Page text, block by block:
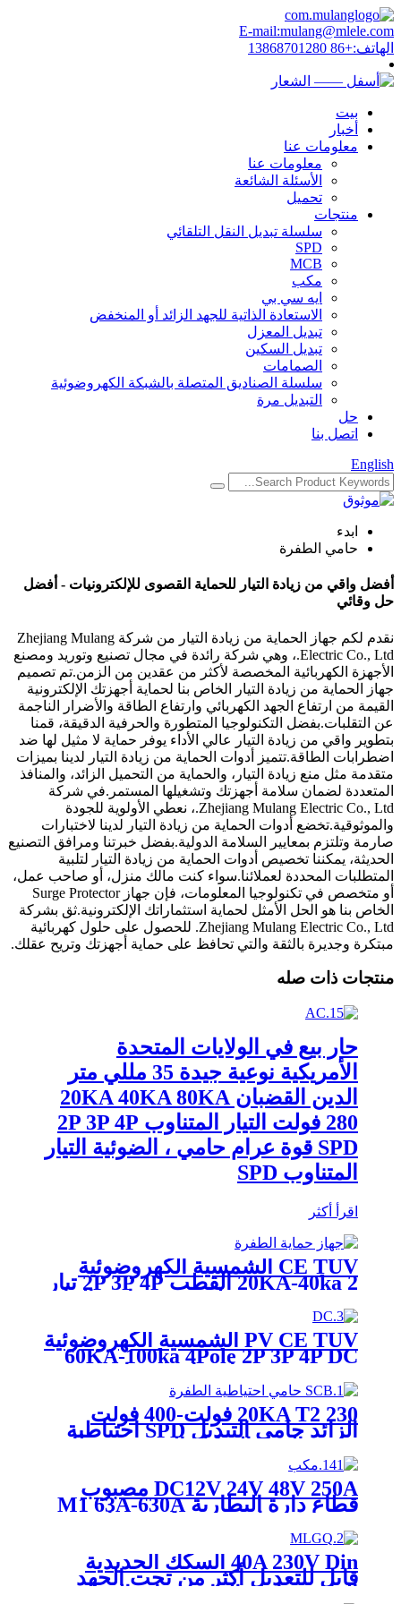
E-mail:mulang@mlele.com
الهاتف:+86 13868701280
بيت
أخبار
معلومات عنا
معلومات عنا
الأسئلة الشائعة
تحميل
منتجات
سلسلة تبديل النقل التلقائي
SPD
MCB
مكب
ايه سي بي
الاستعادة الذاتية للجهد الزائد أو المنخفض
تبديل المعزل
تبديل السكين
الصمامات
سلسلة الصناديق المتصلة بالشبكة الكهروضوئية
التبديل مرة
حل
اتصل بنا
English
ابدء
حامي الطفرة
أفضل واقي من زيادة التيار للحماية القصوى للإلكترونيات - أفضل
حل وقائي
نقدم لكم جهاز الحماية من زيادة التيار من شركة Zhejiang Mulang
Electric Co., Ltd.، وهي شركة رائدة في مجال تصنيع وتوريد ومصنع
الأجهزة الكهربائية المخصصة لأكثر من عقدين من الزمن.تم تصميم
جهاز الحماية من زيادة التيار الخاص بنا لحماية أجهزتك الإلكترونية
القيمة من ارتفاع الجهد الكهربائي وارتفاع الطاقة والأضرار الناجمة
عن التقلبات.بفضل التكنولوجيا المتطورة والحرفية الدقيقة، قمنا
بتطوير واقي من زيادة التيار عالي الأداء يوفر حماية لا مثيل لها ضد
اضطرابات الطاقة.تتميز أدوات الحماية من زيادة التيار لدينا بميزات
متقدمة مثل منع زيادة التيار، والحماية من التحميل الزائد، والمنافذ
المتعددة لضمان سلامة أجهزتك وتشغيلها المستمر.في شركة
Zhejiang Mulang Electric Co., Ltd.، نعطي الأولوية للجودة
والموثوقية.تخضع أدوات الحماية من زيادة التيار لدينا لاختبارات
صارمة وتلتزم بمعايير السلامة الدولية.بفضل خبرتنا ومرافق التصنيع
الحديثة، يمكننا تخصيص أدوات الحماية من زيادة التيار لتلبية
المتطلبات المحددة لعملائنا.سواء كنت مالك منزل، أو صاحب عمل،
أو متخصص في تكنولوجيا المعلومات، فإن جهاز Surge Protector
الخاص بنا هو الحل الأمثل لحماية استثماراتك الإلكترونية.ثق بشركة
Zhejiang Mulang Electric Co., Ltd. للحصول على حلول كهربائية
مبتكرة وجديرة بالثقة والتي تحافظ على حماية أجهزتك وتريح عقلك.
منتجات ذات صله
حار بيع في الولايات المتحدة
الأمريكية نوعية جيدة 35 مللي متر
الدين القضبان 20KA 40KA 80KA
280 فولت التيار المتناوب 2P 3P 4P
SPD قوة عرام حامي ، الضوئية التيار
المتناوب SPD
اقرأ أكثر
CE TUV الشمسية الكهروضوئية
20KA-40ka 2 القطب 2P 3P 4P تيار
مستمر 1000 فولت DPS واقي التيار
حماية صواعق جهاز حماية الطفرة
SPD PV CE TUV الشمسية الكهروضوئية
60KA-100ka 4Pole 2P 3P 4P DC
385V DPS عرام حامي حماية
صواعق جهاز حماية الطفرة SPD
20KA T2 230 فولت-400 فولت
الزائد حامي التبديل SPD احتياطية
حامي الدين السكك الحديدية قطاع
دارة مصغرة
DC12V 24V 48V 250A مصبوب
قطاع دارة البطارية M1 63A-630A
MCCB سيارة شحن كومة حامي
40A 230V Din السكك الحديدية
قابل للتعديل أكثر من تحت الجهد
الواقي حامي التتابع حماية الجهد